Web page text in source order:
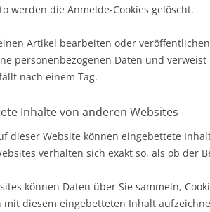
werden die Anmelde-Cookies gelöscht.
Artikel bearbeiten oder
personenbezogenen Daten und
nach einem Tag.
Inhalte von anderen Websites
dieser Website können eingebettete
verhalten sich exakt so, als ob der
können Daten über Sie sammeln,
mit diesem eingebetteten Inhalt